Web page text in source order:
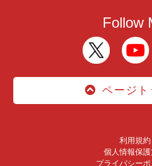
Follow
ページト
利用規約
個人情報保
プライバシー